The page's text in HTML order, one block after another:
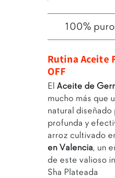
100%
Rutina Aceite
OFF
El Aceite de
mucho más que
natural diseñado
profunda y
arroz cultivado
en Valencia, un
de este valioso
Sha Plateada